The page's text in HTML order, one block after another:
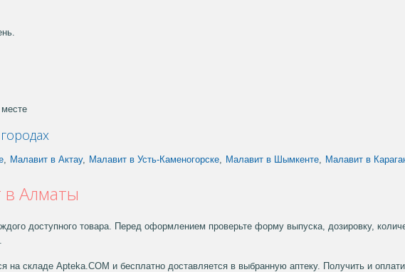
, Малавит в Актау, Малавит в Усть-Каменогорске, Малавит в Шымкенте, Малавит в
в Алматы
доступного товара. Перед оформлением проверьте форму выпуска, дозировку,
на складе Apteka.COM и бесплатно доставляется в выбранную аптеку. Получить и